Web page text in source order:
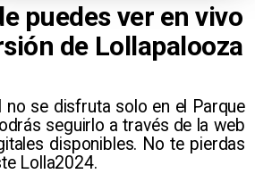
puedes ver en vivo
de Lollapalooza
no se disfruta solo en el Parque
seguirlo a través de la web
disponibles. No te pierdas
Lolla2024.